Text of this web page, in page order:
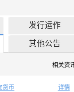
发行运作
其他公告
相关资
货币 详情